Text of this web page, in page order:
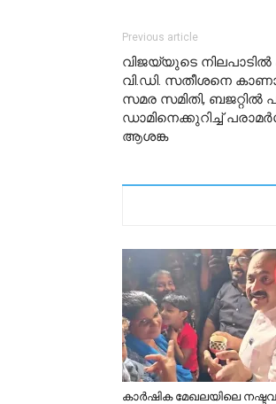
Previous article
വിജയ്‍യുടെ നിലപാടിൽ
വി.ഡി. സതീശനെ
സമര സമിതി, ബജറ്റിൽ
ഡാമിനെക്കുറിച്ച്
ആശങ്ക
കാര്‍ഷിക മേഖലയിലെ